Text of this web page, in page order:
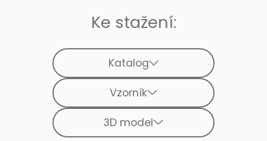
Ke stažení:
Katalog
Vzorník
3D model